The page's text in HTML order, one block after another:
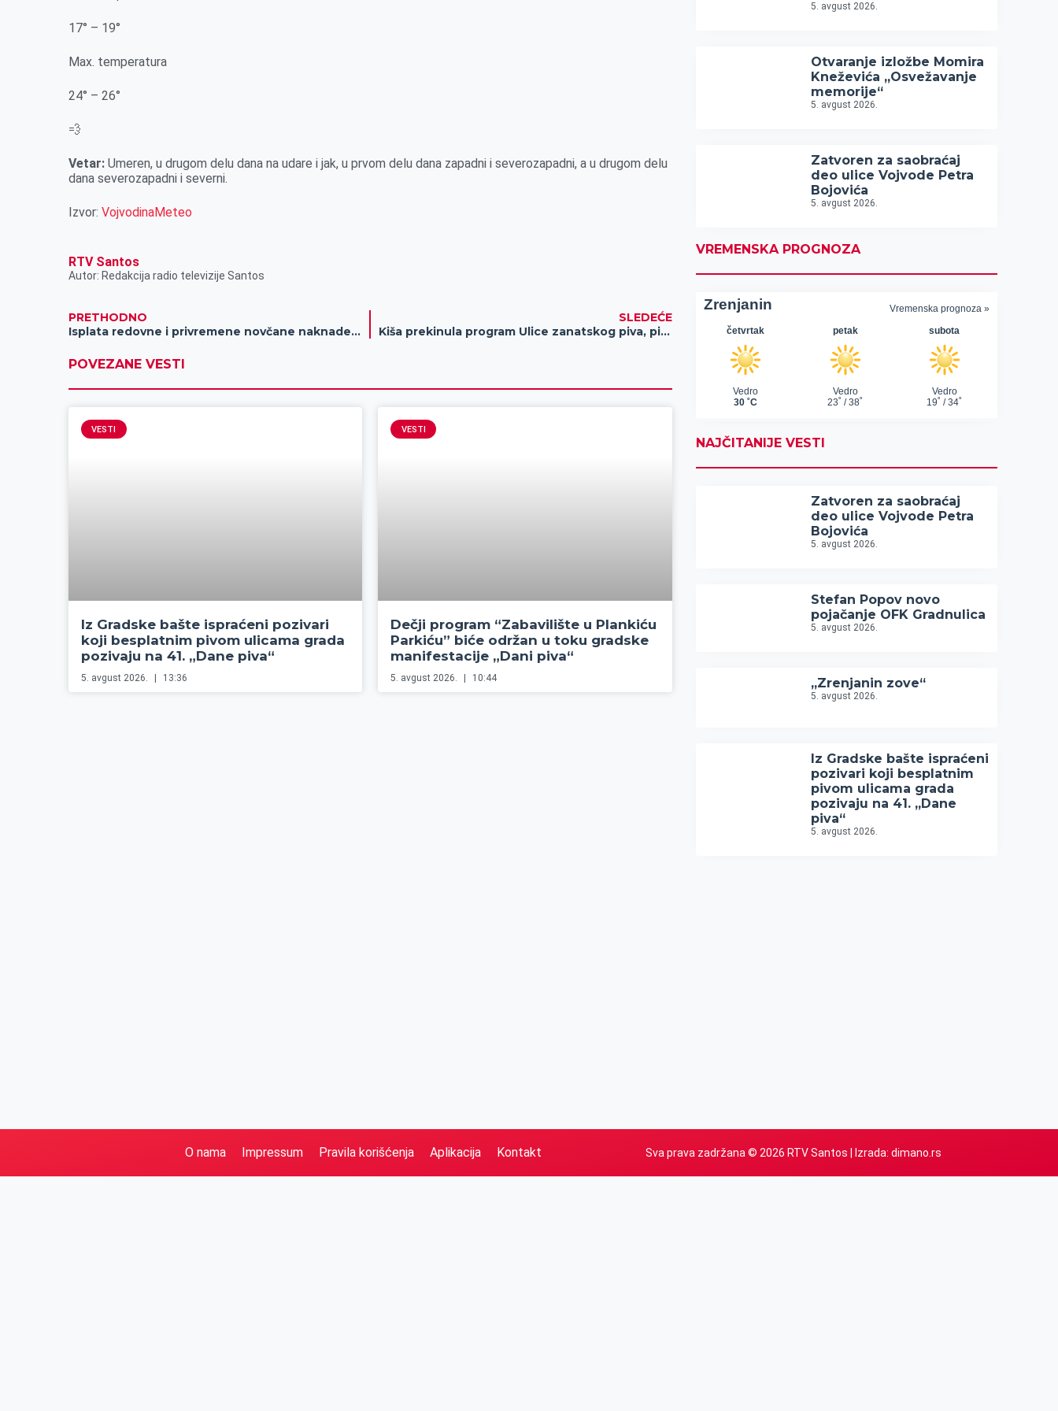
17° – 19°
Max. temperatura
24° – 26°
💨
Vetar: Umeren, u drugom delu dana na udare i jak, u prvom delu dana zapadni i severozapadni, a u drugom delu
dana severozapadni i severni.
Izvor:VojvodinaMeteo
RTV Santos
Autor: Redakcija radio televizije Santos
PRETHODNO
Isplata redovne i privremene novčane naknade za jul
SLEDEĆE
Kiša prekinula program Ulice zanatskog piva, pivari se nadaju lepom vremenu i dobroj atmosferi
POVEZANE VESTI
VESTI
Iz Gradske bašte ispraćeni pozivari
koji besplatnim pivom ulicama grada
pozivaju na 41. „Dane piva“
5. avgust 2026. 13:36
VESTI
Dečji program “Zabavilište u Plankiću
Parkiću” biće održan u toku gradske
manifestacije „Dani piva“
5. avgust 2026. 10:44
5. avgust 2026.
Otvaranje izložbe Momira
Kneževića „Osvežavanje
memorije“
5. avgust 2026.
Zatvoren za saobraćaj
deo ulice Vojvode Petra
Bojovića
5. avgust 2026.
VREMENSKA PROGNOZA
NAJČITANIJE VESTI
Zatvoren za saobraćaj
deo ulice Vojvode Petra
Bojovića
5. avgust 2026.
Stefan Popov novo
pojačanje OFK Gradnulica
5. avgust 2026.
„Zrenjanin zove“
5. avgust 2026.
Iz Gradske bašte ispraćeni
pozivari koji besplatnim
pivom ulicama grada
pozivaju na 41. „Dane
piva“
5. avgust 2026.
O nama Impressum Pravila korišćenja Aplikacija Kontakt Sva prava zadržana © 2026 RTV Santos | Izrada: dimano.rs